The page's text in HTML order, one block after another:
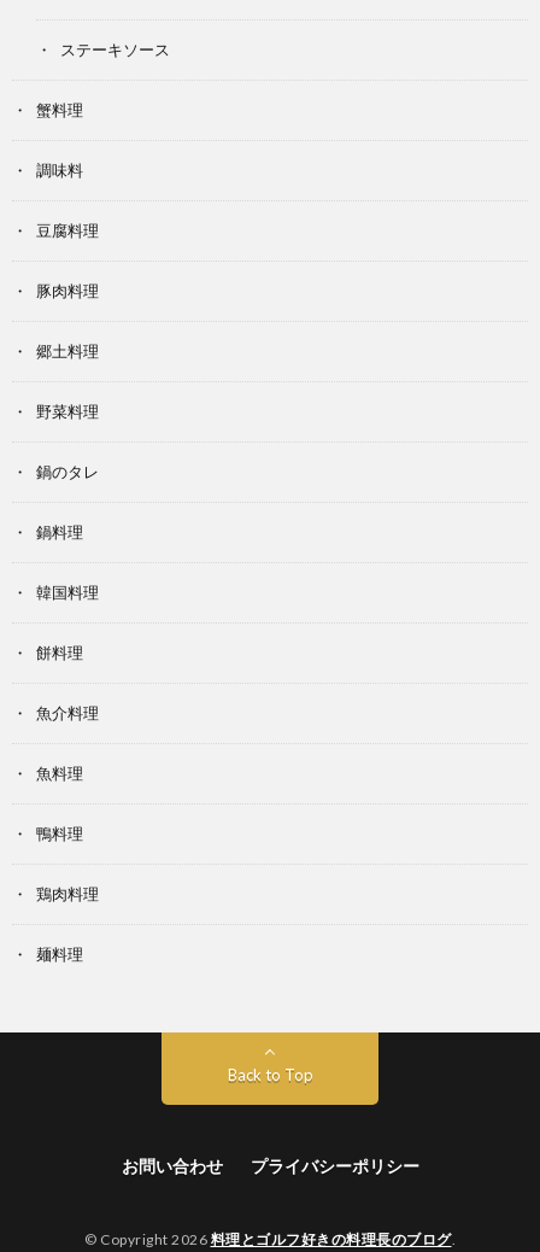
ステーキソース
蟹料理
調味料
豆腐料理
豚肉料理
郷土料理
野菜料理
鍋のタレ
鍋料理
韓国料理
餅料理
魚介料理
魚料理
鴨料理
鶏肉料理
麺料理
Back to Top
お問い合わせ プライバシーポリシー
© Copyright 2026 料理とゴルフ好きの料理長のブログ.